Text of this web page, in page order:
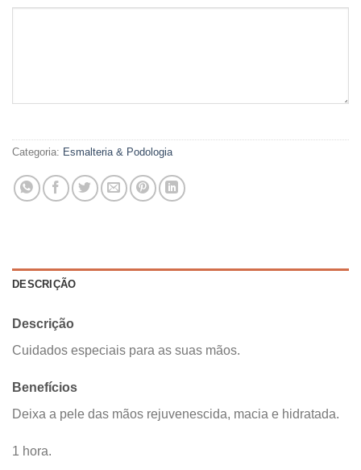
Categoria: Esmalteria & Podologia
DESCRIÇÃO
Descrição
Cuidados especiais para as suas mãos.
Benefícios
Deixa a pele das mãos rejuvenescida, macia e hidratada.
1 hora.